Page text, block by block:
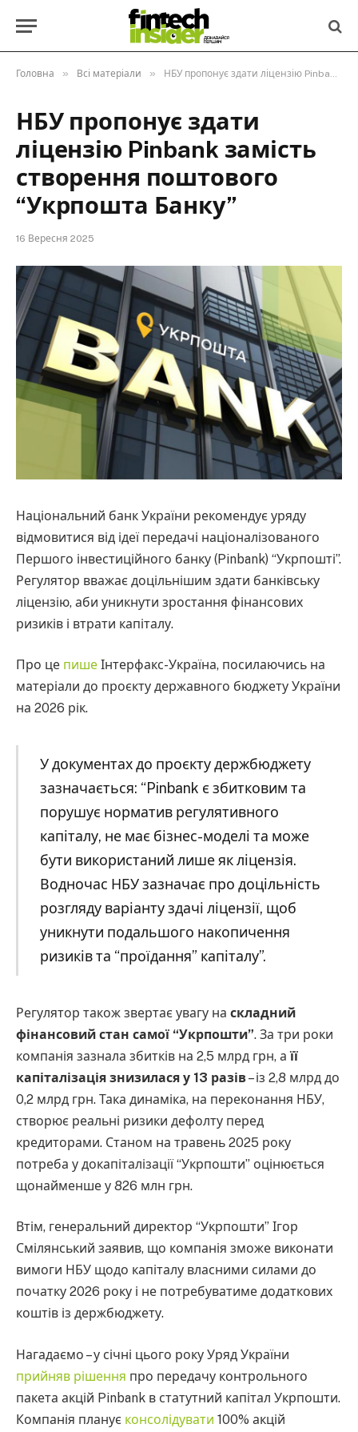
Головна » Всі матеріали » НБУ пропонує здати ліцензію Pinbank замість створення поштового “Укрпошта Банку”
НБУ пропонує здати
ліцензію Pinbank замість
створення поштового
“Укрпошта Банку”
16 Вересня 2025
Національний банк України рекомендує уряду
відмовитися від ідеї передачі націоналізованого
Першого інвестиційного банку (Pinbank) “Укрпошті”.
Регулятор вважає доцільнішим здати банківську
ліцензію, аби уникнути зростання фінансових
ризиків і втрати капіталу.
Про це пише Інтерфакс-Україна, посилаючись на
матеріали до проєкту державного бюджету України
на 2026 рік.
У документах до проєкту держбюджету
зазначається: “Pinbank є збитковим та
порушує норматив регулятивного
капіталу, не має бізнес-моделі та може
бути використаний лише як ліцензія.
Водночас НБУ зазначає про доцільність
розгляду варіанту здачі ліцензії, щоб
уникнути подальшого накопичення
ризиків та “проїдання” капіталу”.
Регулятор також звертає увагу на складний
фінансовий стан самої “Укрпошти”. За три роки
компанія зазнала збитків на 2,5 млрд грн, а її
капіталізація знизилася у 13 разів– із 2,8 млрд до
0,2 млрд грн. Така динаміка, на переконання НБУ,
створює реальні ризики дефолту перед
кредиторами. Станом на травень 2025 року
потреба у докапіталізації “Укрпошти” оцінюється
щонайменше у 826 млн грн.
Втім, генеральний директор “Укрпошти” Ігор
Смілянський заявив, що компанія зможе виконати
вимоги НБУ щодо капіталу власними силами до
початку 2026 року і не потребуватиме додаткових
коштів із держбюджету.
Нагадаємо – у січні цього року Уряд України
прийняв рішення про передачу контрольного
пакета акцій Pinbank в статутний капітал Укрпошти.
Компанія планує консолідувати 100% акцій